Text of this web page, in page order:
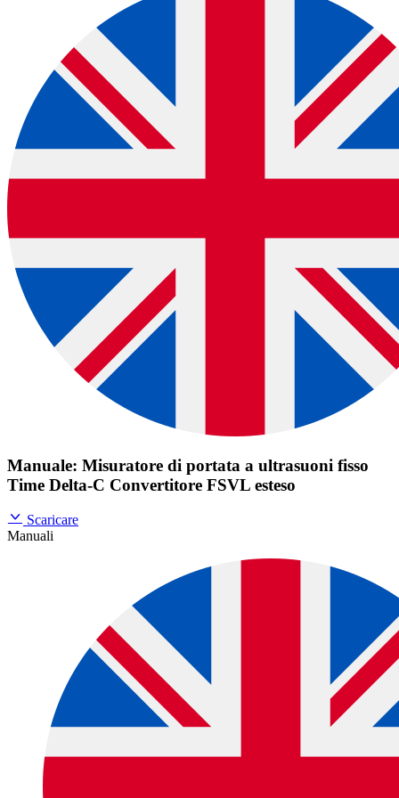
Manuale: Misuratore di portata a ultrasuoni fisso
Time Delta-C Convertitore FSVL esteso
Scaricare
Manuali